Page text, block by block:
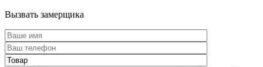
Вызвать замерщика